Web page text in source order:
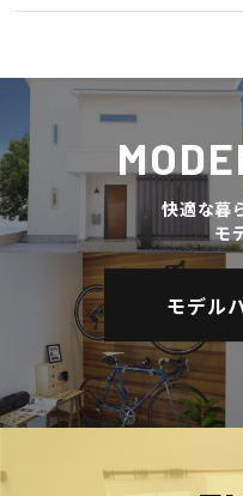
快適な暮
モ
モデル